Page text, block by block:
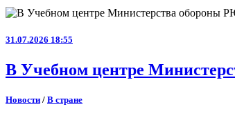
31.07.2026 18:55
В Учебном центре
Новости / В стране